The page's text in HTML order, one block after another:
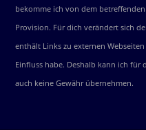
bekomme ich von dem
Provision. Für dich verändert sich
enthält Links zu externen
Einfluss habe. Deshalb kann ich für
auch keine Gewähr übernehmen.